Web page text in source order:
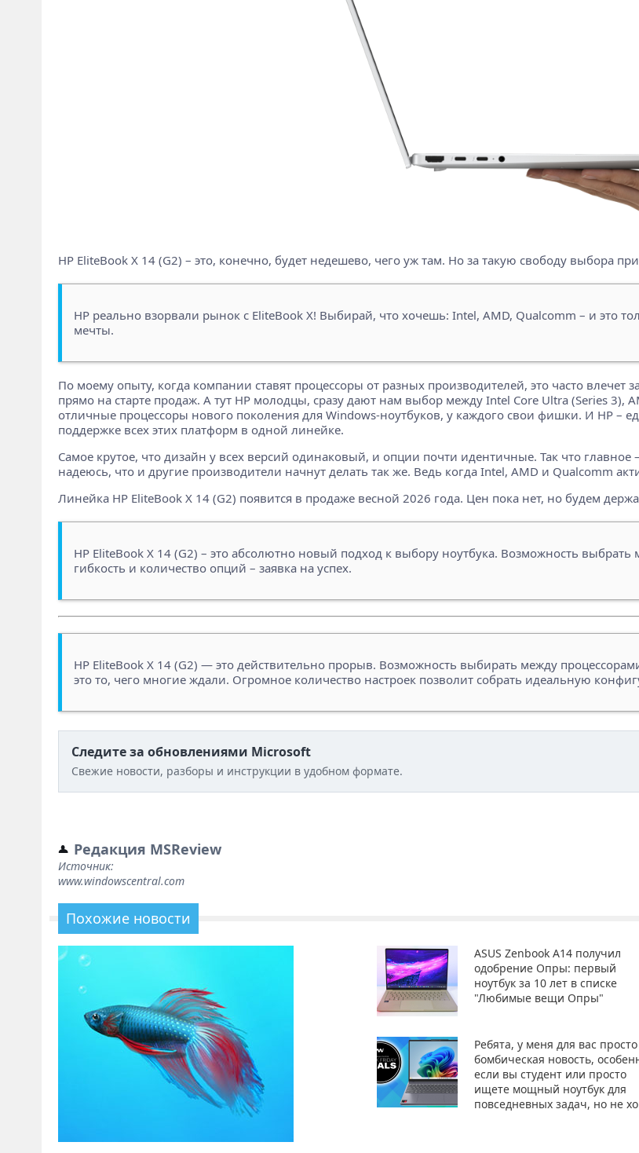
HP EliteBook X 14 (G2) – это, конечно, будет недешево, чего уж там. Но за такую свободу выбора
HP реально взорвали рынок с EliteBook X! Выбирай, что хочешь: Intel, AMD, Qualcomm – и это
мечты.
По моему опыту, когда компании ставят процессоры от разных производителей, это часто влечет
прямо на старте продаж. А тут HP молодцы, сразу дают нам выбор между Intel Core Ultra (Series 3),
отличные процессоры нового поколения для Windows-ноутбуков, у каждого свои фишки. И HP –
поддержке всех этих платформ в одной линейке.
Самое крутое, что дизайн у всех версий одинаковый, и опции почти идентичные. Так что
надеюсь, что и другие производители начнут делать так же. Ведь когда Intel, AMD и Qualcomm
Линейка HP EliteBook X 14 (G2) появится в продаже весной 2026 года. Цен пока нет, но будем
HP EliteBook X 14 (G2) – это абсолютно новый подход к выбору ноутбука. Возможность выбрать
гибкость и количество опций – заявка на успех.
HP EliteBook X 14 (G2) — это действительно прорыв. Возможность выбирать между
это то, чего многие ждали. Огромное количество настроек позволит собрать идеальную
Следите за обновлениями Microsoft
Свежие новости, разборы и инструкции в удобном формате.
Редакция MSReview
Источник:
www.windowscentral.com
Похожие новости
ASUS Zenbook A14 получил
одобрение Опры: первый
ноутбук за 10 лет в списке
"Любимые вещи Опры"
Ребята, у меня для вас просто
бомбическая новость,
если вы студент или просто
ищете мощный ноутбук для
повседневных задач, но не хо